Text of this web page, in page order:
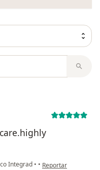
Integrad • • en opinión del
Reportar